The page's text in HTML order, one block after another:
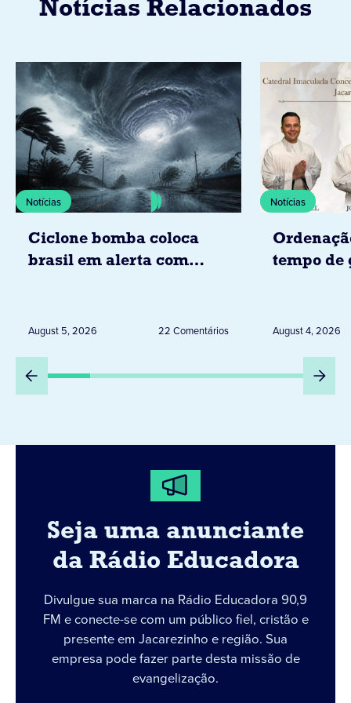
Notícias Relacionados
Notícias
Ciclone bomba coloca
brasil em alerta com
dias 6 e 8 de agosto
August 5, 2026 22 Comentários
Notícias
tempo de
August 4, 2026
Seja uma anunciante
da Rádio Educadora
Divulgue sua marca na Rádio Educadora 90,9
FM e conecte-se com um público fiel, cristão e
presente em Jacarezinho e região. Sua
empresa pode fazer parte desta missão de
evangelização.